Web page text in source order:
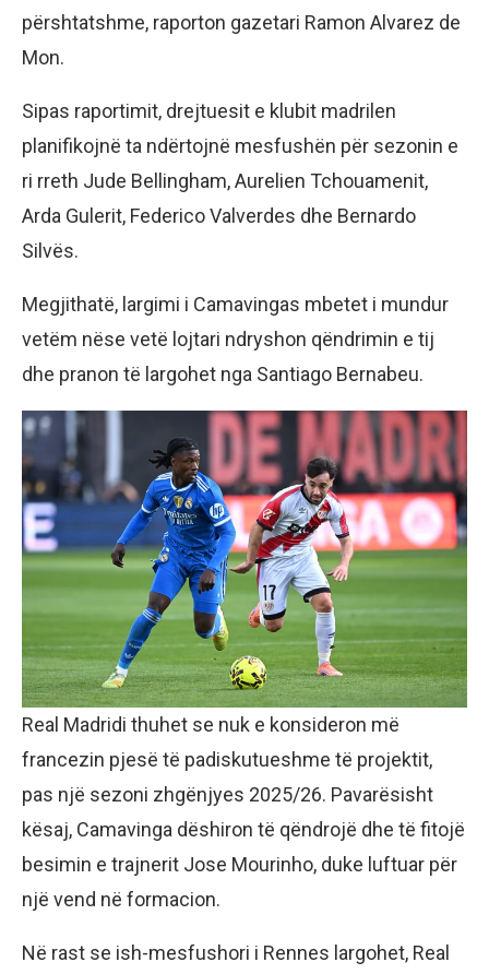
përshtatshme, raporton gazetari Ramon Alvarez de
Mon.
Sipas raportimit, drejtuesit e klubit madrilen
planifikojnë ta ndërtojnë mesfushën për sezonin e
ri rreth Jude Bellingham, Aurelien Tchouamenit,
Arda Gulerit, Federico Valverdes dhe Bernardo
Silvës.
Megjithatë, largimi i Camavingas mbetet i mundur
vetëm nëse vetë lojtari ndryshon qëndrimin e tij
dhe pranon të largohet nga Santiago Bernabeu.
Real Madridi thuhet se nuk e konsideron më
francezin pjesë të padiskutueshme të projektit,
pas një sezoni zhgënjyes 2025/26. Pavarësisht
kësaj, Camavinga dëshiron të qëndrojë dhe të fitojë
besimin e trajnerit Jose Mourinho, duke luftuar për
një vend në formacion.
Në rast se ish-mesfushori i Rennes largohet, Real